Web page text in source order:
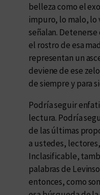
belleza como el
impuro, lo malo, lo
señalan. Detenerse
el rostro de esa
representan un
deviene de ese
de siempre y para
Podría seguir
lectura. Podría
de las últimas
a ustedes,
Inclasificable,
palabras de
entonces, como